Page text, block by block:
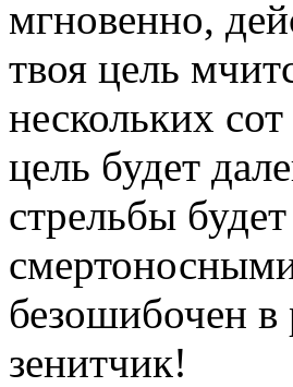
мгновенно,
твоя цель
нескольких
цель будет
стрельбы
безошибочен
зенитчик!